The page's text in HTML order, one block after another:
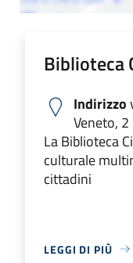
Biblioteca
Indirizzo
Veneto, 2
La Biblioteca
culturale
cittadini
LEGGI DI PIÙ